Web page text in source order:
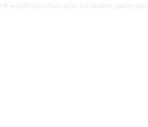
جميع الحقوق محفوظة لدى موقع شركة سامرا القابضة © 2026